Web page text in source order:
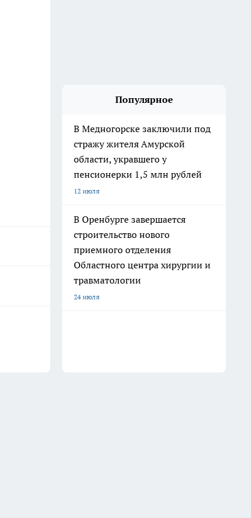
Популярное
В Медногорске заключили под
стражу жителя Амурской
области, укравшего у
пенсионерки 1,5 млн рублей
12 июля
В Оренбурге завершается
строительство нового
приемного отделения
Областного центра хирургии и
травматологии
24 июля